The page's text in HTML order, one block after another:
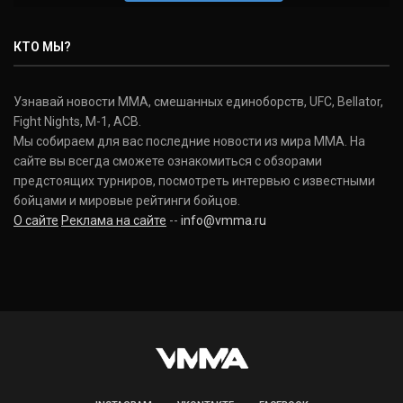
Donald Cerrone
(36-15-0, 1)
Исраэль Адесанья
Israel Adesanya
(19-0-0, 0)
КТО МЫ?
Узнавай новости ММА, смешанных единоборств, UFC, Bellator,
Fight Nights, M-1, ACB.
Мы собираем для вас последние новости из мира ММА. На
сайте вы всегда сможете ознакомиться с обзорами
предстоящих турниров, посмотреть интервью с известными
бойцами и мировые рейтинги бойцов.
О сайте Реклама на сайте -- info@vmma.ru